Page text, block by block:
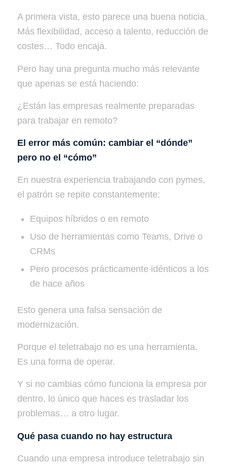
A primera vista, esto parece una buena noticia.
Más flexibilidad, acceso a talento, reducción de
costes… Todo encaja.
Pero hay una pregunta mucho más relevante
que apenas se está haciendo:
¿Están las empresas realmente preparadas
para trabajar en remoto?
El error más común: cambiar el “dónde”
pero no el “cómo”
En nuestra experiencia trabajando con pymes,
el patrón se repite constantemente:
Equipos híbridos o en remoto
Uso de herramientas como Teams, Drive o
CRMs
Pero procesos prácticamente idénticos a los
de hace años
Esto genera una falsa sensación de
modernización.
Porque el teletrabajo no es una herramienta.
Es una forma de operar.
Y si no cambias cómo funciona la empresa por
dentro, lo único que haces es trasladar los
problemas… a otro lugar.
Qué pasa cuando no hay estructura
Cuando una empresa introduce teletrabajo sin